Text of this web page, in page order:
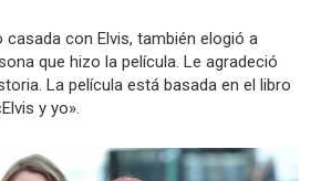
casada con Elvis, también elogió a
que hizo la película. Le agradeció
La película está basada en el libro
y yo».